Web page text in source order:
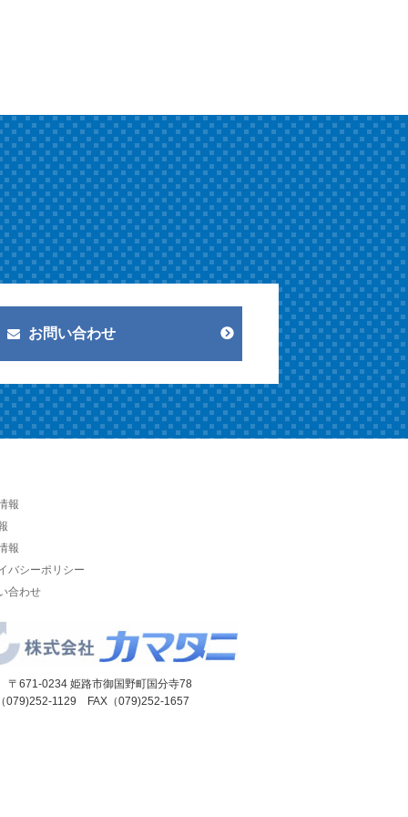
お問い合わせ
報
報
バシーポリシー
合わせ
671-0234 姫路市御国野町国分寺78
079)252-1129 FAX（079)252-1657